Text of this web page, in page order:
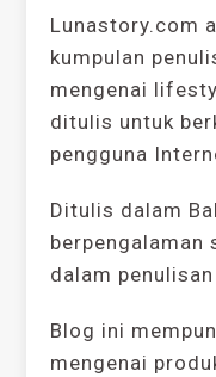
Lunastory.com
kumpulan
mengenai
ditulis untuk
pengguna
Ditulis dalam
berpengalaman
dalam
Blog ini
mengenai